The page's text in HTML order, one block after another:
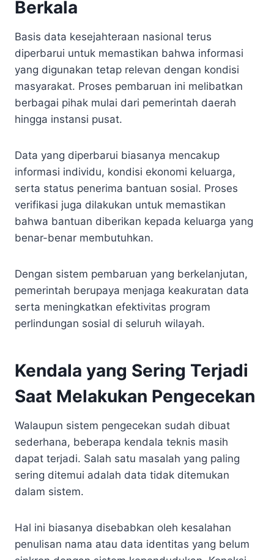
Berkala
Basis data kesejahteraan nasional terus
diperbarui untuk memastikan bahwa informasi
yang digunakan tetap relevan dengan kondisi
masyarakat. Proses pembaruan ini melibatkan
berbagai pihak mulai dari pemerintah daerah
hingga instansi pusat.
Data yang diperbarui biasanya mencakup
informasi individu, kondisi ekonomi keluarga,
serta status penerima bantuan sosial. Proses
verifikasi juga dilakukan untuk memastikan
bahwa bantuan diberikan kepada keluarga yang
benar-benar membutuhkan.
Dengan sistem pembaruan yang berkelanjutan,
pemerintah berupaya menjaga keakuratan data
serta meningkatkan efektivitas program
perlindungan sosial di seluruh wilayah.
Kendala yang Sering Terjadi
Saat Melakukan Pengecekan
Walaupun sistem pengecekan sudah dibuat
sederhana, beberapa kendala teknis masih
dapat terjadi. Salah satu masalah yang paling
sering ditemui adalah data tidak ditemukan
dalam sistem.
Hal ini biasanya disebabkan oleh kesalahan
penulisan nama atau data identitas yang belum